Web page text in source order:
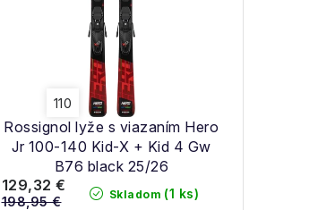
Rossignol lyže s viazaním Hero
Jr 100-140 Kid-X + Kid 4 Gw
B76 black 25/26
110
Skladom (1 ks)
129,32 €
198,95 €